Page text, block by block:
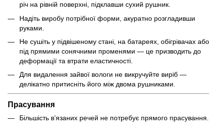
річ на рівній поверхні, підклавши сухий рушник.
Надіть виробу потрібної форми, акуратно розгладивши
руками.
Не сушіть у підвішеному стані, на батареях, обігрівачах або
під прямими сонячними променями — це призводить до
деформації та втрати еластичності.
Для видалення зайвої вологи не викручуйте виріб —
делікатно притисніть його між двома рушниками.
Прасування
Більшість в’язаних речей не потребує прямого прасування.